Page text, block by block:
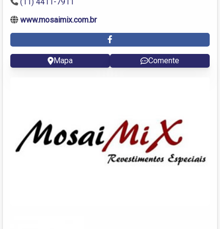
www.mosaimix.com.br
Mapa Comente